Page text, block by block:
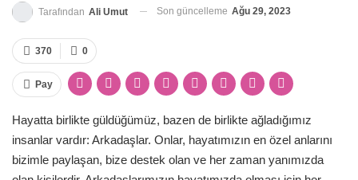
Tarafından Ali Umut Son güncelleme Ağu 29, 2023
0
370
Pay
Hayatta birlikte güldüğümüz, bazen de birlikte ağladığımız
insanlar vardır: Arkadaşlar. Onlar, hayatımızın en özel anlarını
bizimle paylaşan, bize destek olan ve her zaman yanımızda